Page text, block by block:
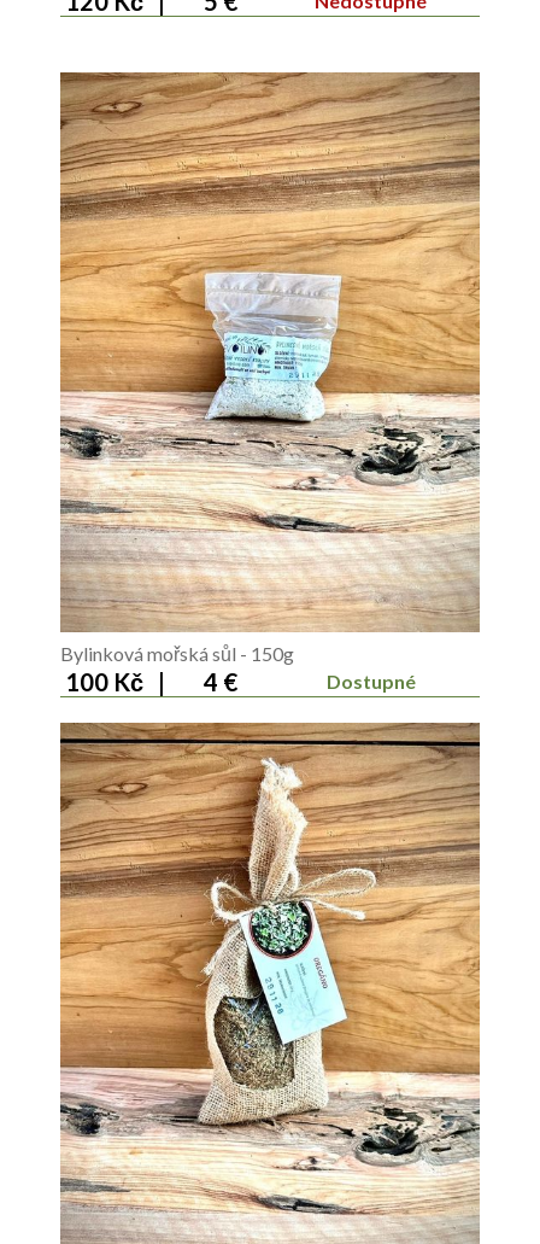
Bylinková mořská sůl - 150g
100 Kč | 4 € Dostupné